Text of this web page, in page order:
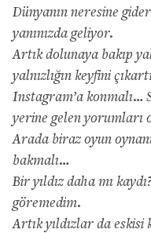
Dünyanın neresine
yanınızda geliyor.
Artık dolunaya bakıp
yalnızlığın keyfini
Instagram’a konmalı…
yerine gelen yorumları
Arada biraz oyun
bakmalı…
Bir yıldız daha mı
göremedim.
Artık yıldızlar da